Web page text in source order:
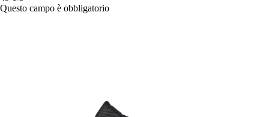
Questo campo è obbligatorio